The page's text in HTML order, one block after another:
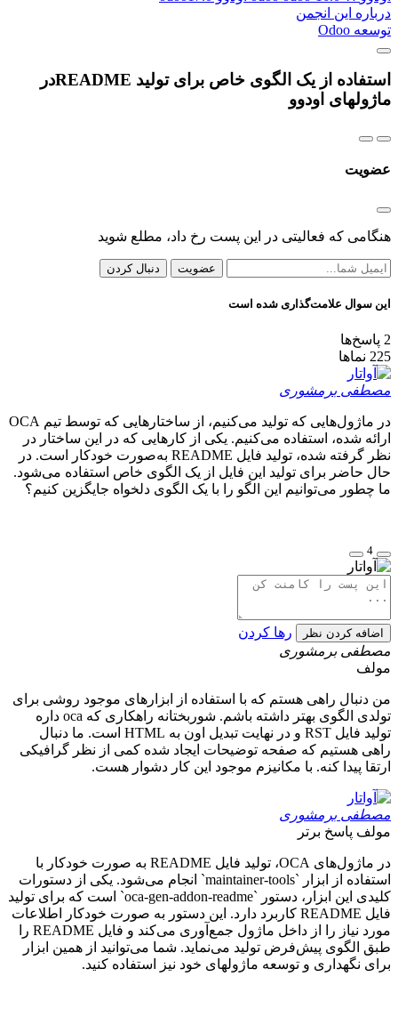
درباره این انجمن
توسعه Odoo
استفاده از یک الگوی خاص برای تولید READMEدر
ماژولهای اودوو
عضویت
هنگامی که فعالیتی در این پست رخ داد، مطلع شوید
عضویت دنبال کردن
این سوال علامت‌گذاری شده است
2 پاسخ‌ها
225 نماها
مصطفی برمشوری
در ماژول‌هایی که تولید می‌کنیم، از ساختارهایی که توسط تیم OCA
ارائه شده، استفاده می‌کنیم. یکی از کارهایی که در این ساختار در
نظر گرفته شده، تولید فایل README به‌صورت خودکار است. در
حال حاضر برای تولید این فایل از یک الگوی خاص استفاده می‌شود.
ما چطور می‌توانیم این الگو را با یک الگوی دلخواه جایگزین کنیم؟
4
اضافه کردن نظر
رها کردن
مصطفی برمشوری
مولف
من دنبال راهی هستم که با استفاده از ابزارهای موجود روشی برای
تولدی الگوی بهتر داشته باشم. شوربختانه راهکاری که oca داره
تولید فایل RST و در نهایت تبدیل اون به HTML است. ما دنبال
راهی هستیم که صفحه توضیحات ایجاد شده کمی از نظر گرافیکی
ارتقا پیدا کنه. با مکانیزم موجود این کار دشوار هست.
مصطفی برمشوری
مولف پاسخ برتر
در ماژول‌های OCA، تولید فایل README به صورت خودکار با
استفاده از ابزار `maintainer-tools` انجام می‌شود. یکی از دستورات
کلیدی این ابزار، دستور `oca-gen-addon-readme` است که برای تولید
فایل README کاربرد دارد. این دستور به صورت خودکار اطلاعات
مورد نیاز را از داخل ماژول جمع‌آوری می‌کند و فایل README را
طبق الگوی پیش‌فرض تولید می‌نماید. شما می‌توانید از همین ابزار
برای نگهداری و توسعه ماژولهای خود نیز استفاده کنید.